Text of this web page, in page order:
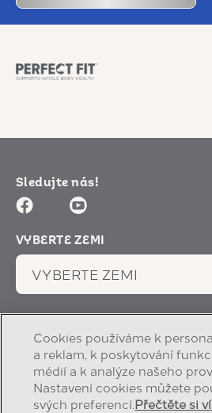
Sledujte nás!
Facebook (opens in new window)
Youtube (opens in new window)
Prohlášení o ochrane
soukromí(opens in new window)cookie
Právní(opens in new window)
Kontaktujte nás
VYBERTE ZEMI
VYBERTE ZEMI
Cookies používáme k
a reklam, k poskytování
médií a k analýze našeho
Nastavení cookies můžete
svých preferencí.Přečtěte si